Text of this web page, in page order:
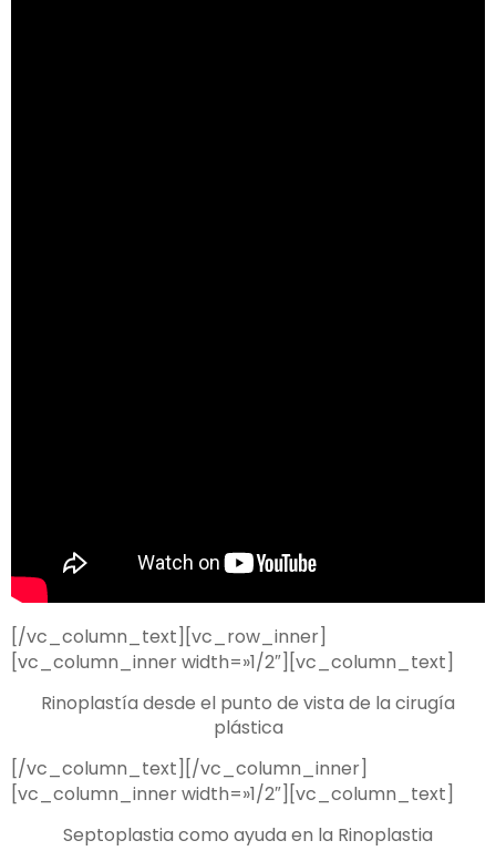
[/vc_column_text][vc_row_inner]
[vc_column_inner width=»1/2″][vc_column_text]
Rinoplastía desde el punto de vista de la cirugía
plástica
[/vc_column_text][/vc_column_inner]
[vc_column_inner width=»1/2″][vc_column_text]
Septoplastia como ayuda en la Rinoplastia